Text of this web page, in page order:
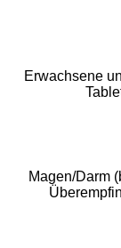
Erwachsene
Magen/Darm